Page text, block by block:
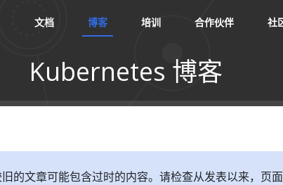
文档 博客 培训 合作伙伴 社
Kubernetes 博客
的文章可能包含过时的内容。请检查从发表以来，页